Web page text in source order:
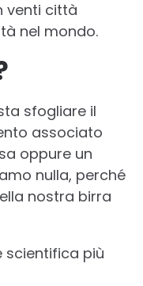
venti città
nel mondo.
sfogliare il
associato
oppure un
nulla, perché
nostra birra
scientifica più